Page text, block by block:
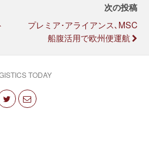
次の投稿
プレミア･アライアンス､MSC
船腹活用で欧州便運航
TODAY